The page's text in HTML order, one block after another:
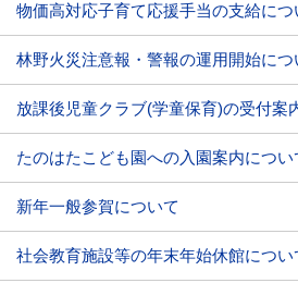
物価高対応子育て応援手当の支給につ
林野火災注意報・警報の運用開始につ
放課後児童クラブ(学童保育)の受付案
たのはたこども園への入園案内につい
新年一般参賀について
社会教育施設等の年末年始休館につい